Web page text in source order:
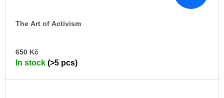
The Art of Activism
650 Kč
In stock (>5 pcs)